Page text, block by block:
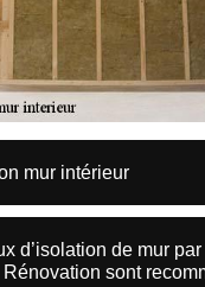
mur intérieur
d’isolation de mur
Rénovation sont